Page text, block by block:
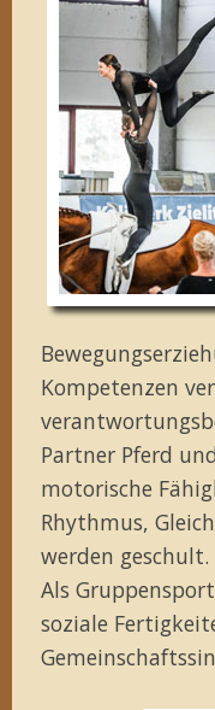
Kompetenzen
Partner Pferd
motorische
Rhythmus,
werden geschult.
Als
soziale